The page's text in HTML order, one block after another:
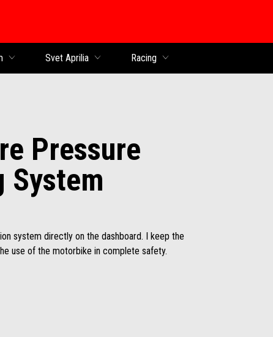
Svet Aprilia Racing
Pressure
System
system directly on the dashboard. I keep the
use of the motorbike in complete safety.